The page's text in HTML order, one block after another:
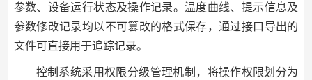
参数、设备运行状态及操作记录。温度曲线、提示信息及
参数修改记录均以不可篡改的格式保存，通过接口导出的
文件可直接用于追踪记录。
控制系统采用权限分级管理机制，将操作权限划分为